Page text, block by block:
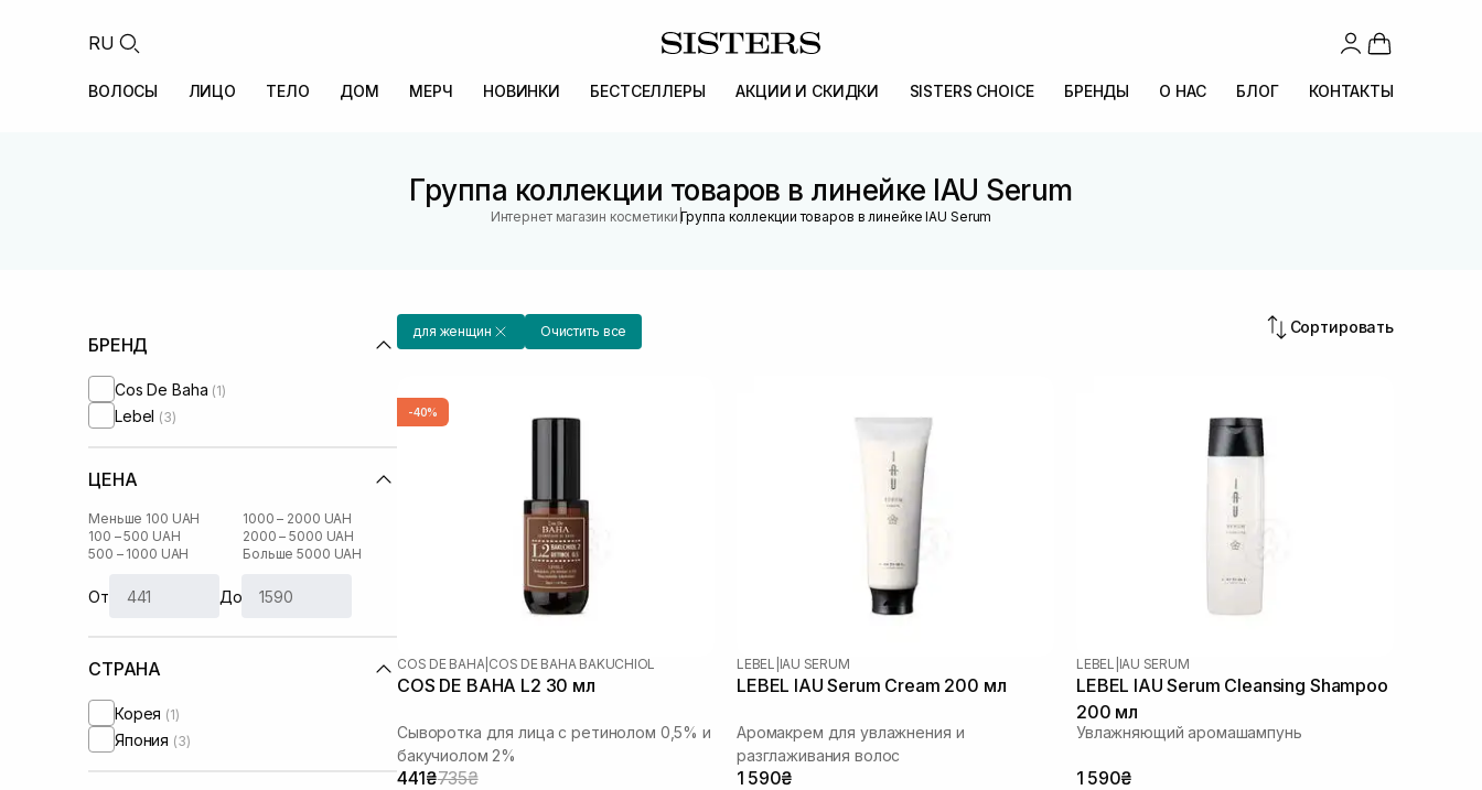
RU
ВОЛОСЫ ЛИЦО ТЕЛО ДОМ МЕРЧ НОВИНКИ БЕСТСЕЛЛЕРЫ АКЦИИ И СКИДКИ SISTERS CHOICE БРЕНДЫ О НАС БЛОГ КОНТАКТЫ
Группа коллекции товаров в линейке IAU Serum
Интернет магазин косметики |Группа коллекции товаров в линейке IAU Serum
БРЕНД
Cos De Baha (1)
Lebel (3)
ЦЕНА
Меньше 100 UAH
100 – 500 UAH
500 – 1000 UAH
1000 – 2000 UAH
2000 – 5000 UAH
Больше 5000 UAH
От До
СТРАНА
Корея (1)
Япония (3)
для женщин Очистить все Сортировать
-40%
COS DE BAHA COS DE BAHA BAKUCHIOL
COS DE BAHA L2 30 мл
Сыворотка для лица с ретинолом 0,5% и
бакучиолом 2%
441₴735₴
LEBEL IAU SERUM
LEBEL IAU Serum Cream 200 мл
Аромакрем для увлажнения и
разглаживания волос
1 590₴
LEBEL IAU SERUM
LEBEL IAU Serum Cleansing Shampoo
200 мл
Увлажняющий аромашампунь
1 590₴